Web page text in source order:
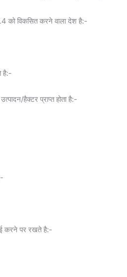
को विकसित करने वाला देश है:-
है:-
हैक्टर प्राप्त होता है:-
करने पर रखते है:-